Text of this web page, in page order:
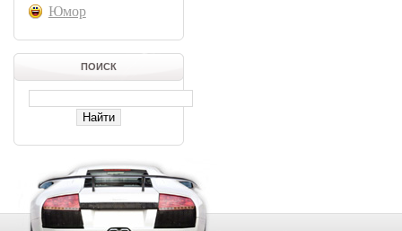
Юмор
ПОИСК